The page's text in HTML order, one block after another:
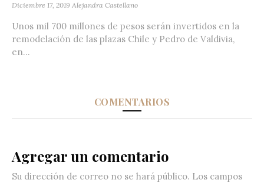
Diciembre 17, 2019 Alejandra Castellano
Unos mil 700 millones de pesos serán invertidos en la
remodelación de las plazas Chile y Pedro de Valdivia,
en...
COMENTARIOS
Agregar un comentario
Su dirección de correo no se hará público. Los campos